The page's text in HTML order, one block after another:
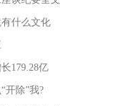
什么文化
179.28亿
开除”我?